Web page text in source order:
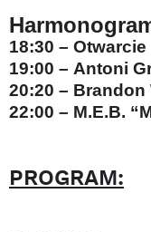
18:30 –
19:00 – Antoni
20:20 – Brandon
22:00 – M.E.B.
PROGRAM: